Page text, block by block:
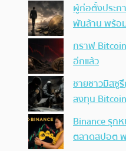
ผู้ก่อตั้งประก
พันล้าน พร้อ
กราฟ
อีกแล้ว
ชายชาวมิสซู
ลงทุน
Binance รุก
ตลาดสปอต